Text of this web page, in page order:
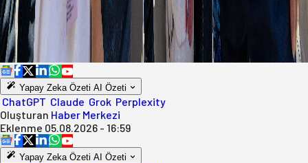
Yapay Zeka Özeti AI Özeti
ChatGPT Claude Grok Perplexity
Oluşturan Haber Merkezi
Eklenme 05.08.2026 - 16:59
Yapay Zeka Özeti AI Özeti